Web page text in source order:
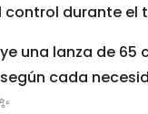
control durante el
una lanza de
cada